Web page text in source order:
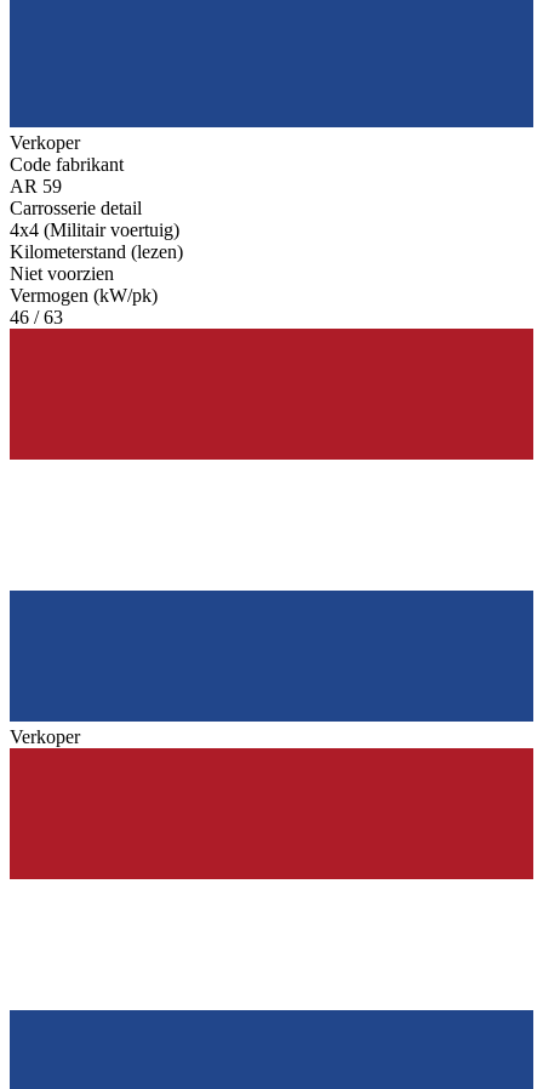
Verkoper
Code fabrikant
AR 59
Carrosserie detail
4x4 (Militair voertuig)
Kilometerstand (lezen)
Niet voorzien
Vermogen (kW/pk)
46 / 63
Verkoper